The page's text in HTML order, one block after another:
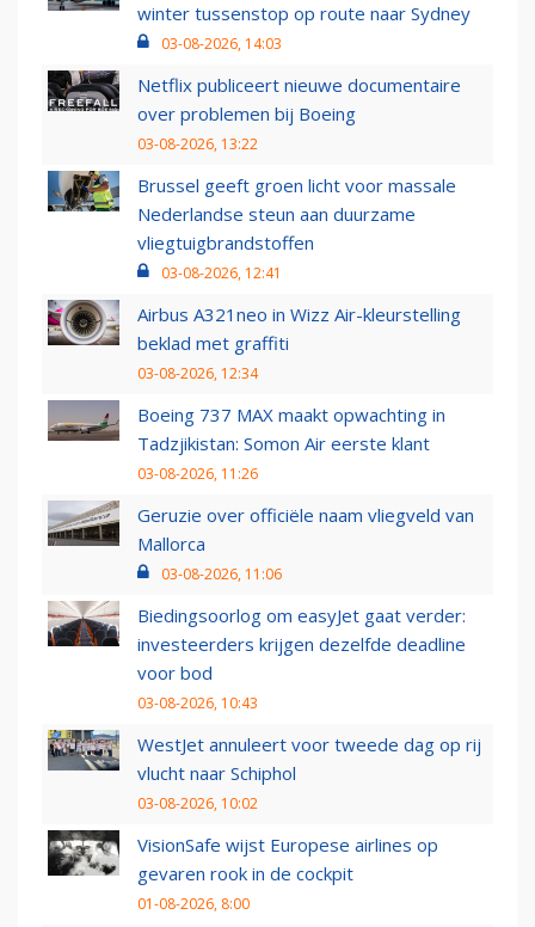
winter tussenstop op route naar Sydney
03-08-2026, 14:03
Netflix publiceert nieuwe documentaire
over problemen bij Boeing
03-08-2026, 13:22
Brussel geeft groen licht voor massale
Nederlandse steun aan duurzame
vliegtuigbrandstoffen
03-08-2026, 12:41
Airbus A321neo in Wizz Air-kleurstelling
beklad met graffiti
03-08-2026, 12:34
Boeing 737 MAX maakt opwachting in
Tadzjikistan: Somon Air eerste klant
03-08-2026, 11:26
Geruzie over officiële naam vliegveld van
Mallorca
03-08-2026, 11:06
Biedingsoorlog om easyJet gaat verder:
investeerders krijgen dezelfde deadline
voor bod
03-08-2026, 10:43
WestJet annuleert voor tweede dag op rij
vlucht naar Schiphol
03-08-2026, 10:02
VisionSafe wijst Europese airlines op
gevaren rook in de cockpit
01-08-2026, 8:00